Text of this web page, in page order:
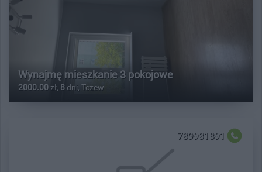
Wynajmę mieszkanie 3 pokojowe
2000.00 zł, 8 dni, Tczew
789931891